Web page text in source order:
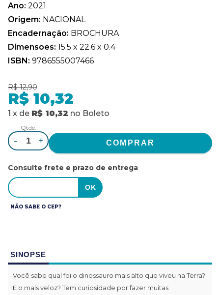
Ano: 2021
Origem: NACIONAL
Encadernação: BROCHURA
Dimensões: 15.5 x 22.6 x 0.4
ISBN: 9786555007466
R$ 12,90
R$ 10,32
1 x de R$ 10,32 no Boleto
Qtde.
- +
Consulte frete e prazo de entrega
NÃO SABE O CEP?
SINOPSE
Você sabe qual foi o dinossauro mais alto que viveu na Terra?
E o mais veloz? Tem curiosidade por fazer muitas